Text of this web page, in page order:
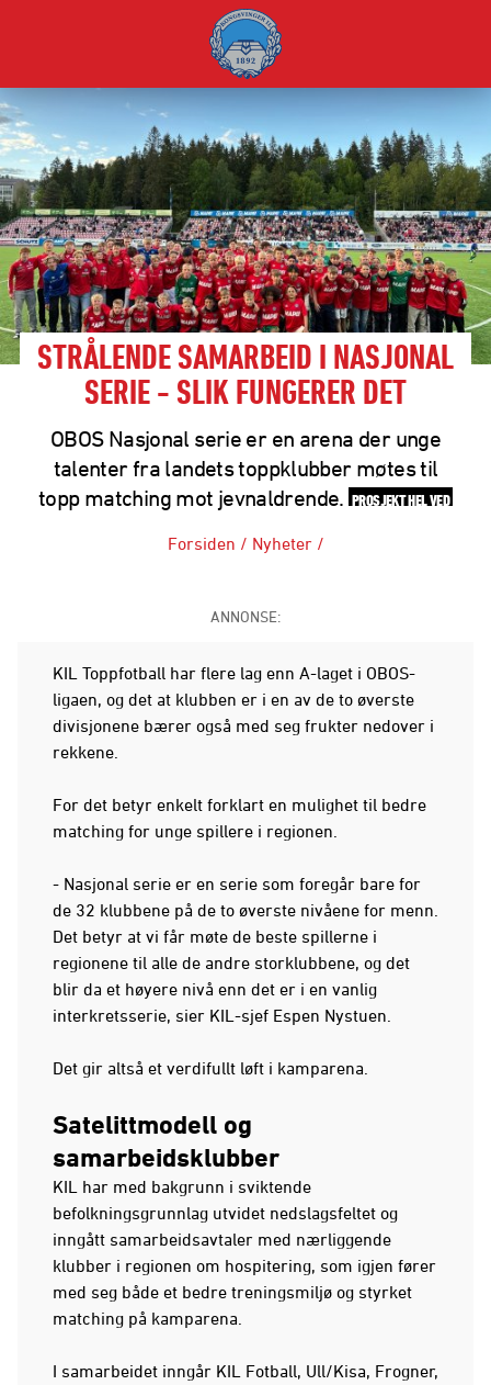
STRÅLENDE SAMARBEID I NASJONAL
SERIE - SLIK FUNGERER DET
OBOS Nasjonal serie er en arena der unge
talenter fra landets toppklubber møtes til
topp matching mot jevnaldrende. PROSJEKT HEL VED
Forsiden / Nyheter /
ANNONSE:
KIL Toppfotball har flere lag enn A-laget i OBOS-
ligaen, og det at klubben er i en av de to øverste
divisjonene bærer også med seg frukter nedover i
rekkene.
For det betyr enkelt forklart en mulighet til bedre
matching for unge spillere i regionen.
- Nasjonal serie er en serie som foregår bare for
de 32 klubbene på de to øverste nivåene for menn.
Det betyr at vi får møte de beste spillerne i
regionene til alle de andre storklubbene, og det
blir da et høyere nivå enn det er i en vanlig
interkretsserie, sier KIL-sjef Espen Nystuen.
Det gir altså et verdifullt løft i kamparena.
Satelittmodell og
samarbeidsklubber
KIL har med bakgrunn i sviktende
befolkningsgrunnlag utvidet nedslagsfeltet og
inngått samarbeidsavtaler med nærliggende
klubber i regionen om hospitering, som igjen fører
med seg både et bedre treningsmiljø og styrket
matching på kamparena.
I samarbeidet inngår KIL Fotball, Ull/Kisa, Frogner,